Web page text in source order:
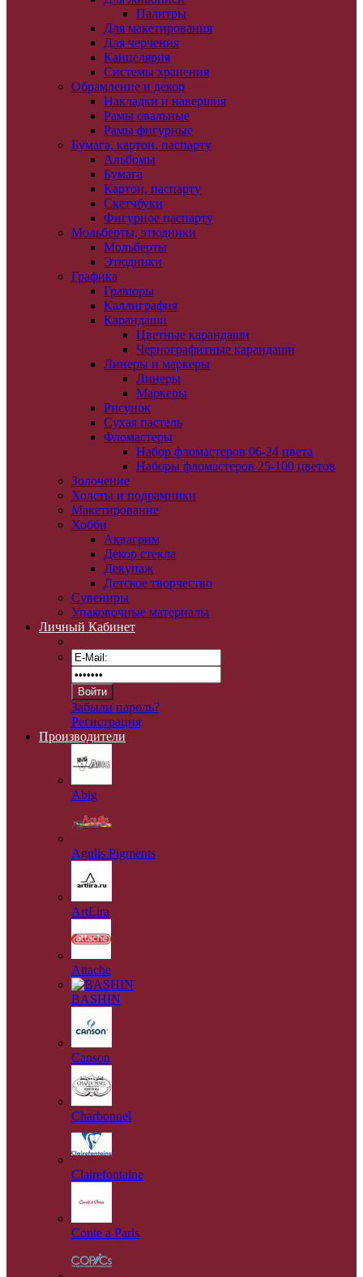
Палитры
Для макетирования
Для черчения
Канцелярия
Системы хранения
Обрамление и декор
Накладки и навершия
Рамы овальные
Рамы фигурные
Бумага, картон, паспарту
Альбомы
Бумага
Картон, паспарту
Скетчбуки
Фигурное паспарту
Мольберты, этюдники
Мольберты
Этюдники
Графика
Гравюры
Каллиграфия
Карандаши
Цветные карандаши
Чернографитные карандаши
Линеры и маркеры
Линеры
Маркеры
Рисунок
Сухая пастель
Фломастеры
Набор фломастеров 06-24 цвета
Наборы фломастеров 25-100 цветов
Золочение
Холсты и подрамники
Макетирование
Хобби
Аквагрим
Декор стекла
Декупаж
Детское творчество
Сувениры
Упаковочные материалы
Личный Кабинет
Забыли пароль?
Регистрация
Производители
Abig
Agulis Pigments
ArtLira
Attache
BASHIN
Canson
Charbonnel
Clairefontaine
Conte a Paris